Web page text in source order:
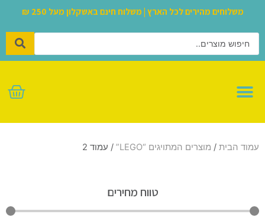
משלוחים מהירים לכל הארץ | משלוח חינם באשקלון מעל 250 ₪
עמוד הבית / מוצרים המתויגים “LEGO” / עמוד 2
טווח מחירים